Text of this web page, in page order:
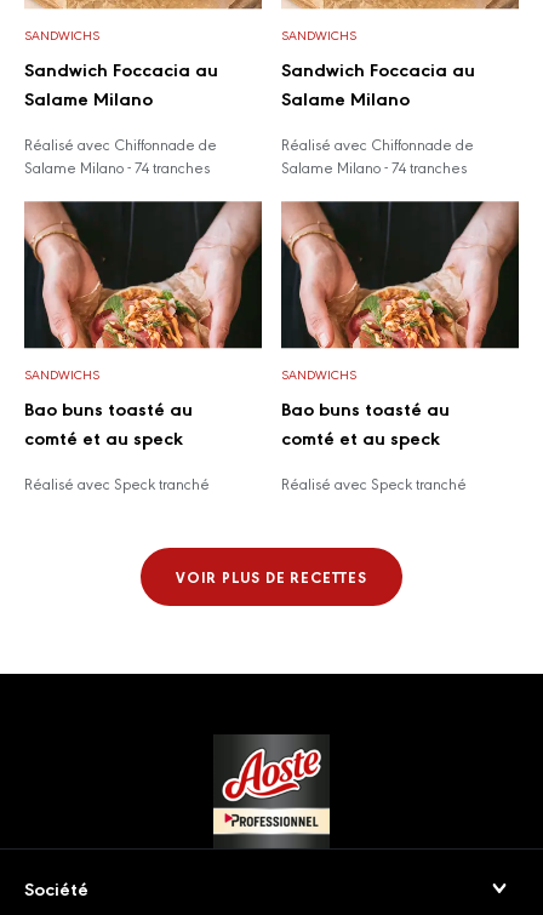
SANDWICHS
Sandwich Foccacia au
Salame Milano
Réalisé avec Chiffonnade de
Salame Milano - 74 tranches
SANDWICHS
Sandwich Foccacia au
Salame Milano
Réalisé avec Chiffonnade de
Salame Milano - 74 tranches
SANDWICHS
Bao buns toasté au
comté et au speck
Réalisé avec Speck tranché
SANDWICHS
Bao buns toasté au
comté et au speck
Réalisé avec Speck tranché
VOIR PLUS DE RECETTES
Société